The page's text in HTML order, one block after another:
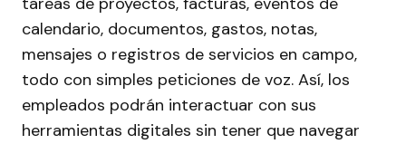
calendario, documentos, gastos, notas,
mensajes o registros de servicios en campo,
todo con simples peticiones de voz. Así, los
empleados podrán interactuar con sus
herramientas digitales sin tener que navegar